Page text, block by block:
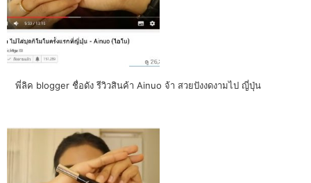
พี่ลิค blogger ชื่อดัง รีวิวสินค้า Ainuo จ้า สวยปังงดงามไป ญี่ปุ่น